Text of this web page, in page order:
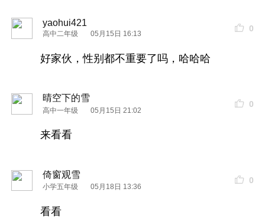
yaohui421
高中二年级 05月15日 16:13
0
好家伙，性别都不重要了吗，哈哈哈
晴空下的雪
高中一年级 05月15日 21:02
0
来看看
倚窗观雪
小学五年级 05月18日 13:36
0
看看